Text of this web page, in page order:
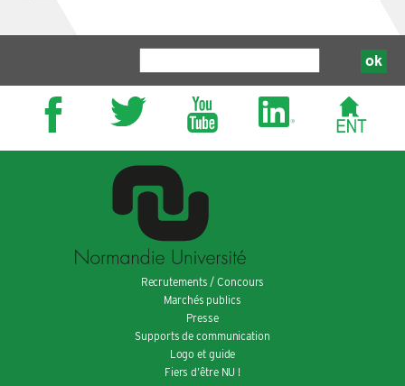
Recrutements / Concours
Marchés publics
Presse
Supports de communication
Logo et guide
Fiers d’être NU !